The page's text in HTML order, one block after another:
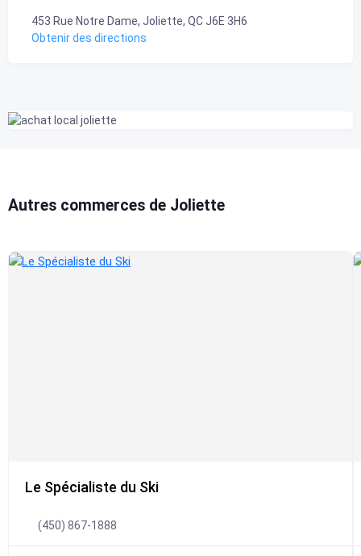
453 Rue Notre Dame, Joliette, QC J6E 3H6
Obtenir des directions
Autres commerces de Joliette
Le Spécialiste du Ski
(450) 867-1888